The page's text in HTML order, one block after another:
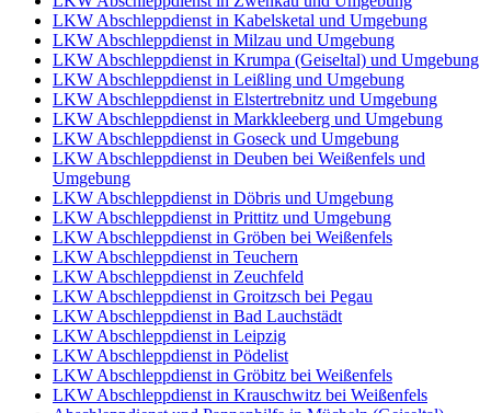
LKW Abschleppdienst in Kabelsketal und Umgebung
LKW Abschleppdienst in Milzau und Umgebung
LKW Abschleppdienst in Krumpa (Geiseltal) und Umgebung
LKW Abschleppdienst in Leißling und Umgebung
LKW Abschleppdienst in Elstertrebnitz und Umgebung
LKW Abschleppdienst in Markkleeberg und Umgebung
LKW Abschleppdienst in Goseck und Umgebung
LKW Abschleppdienst in Deuben bei Weißenfels und
Umgebung
LKW Abschleppdienst in Döbris und Umgebung
LKW Abschleppdienst in Prittitz und Umgebung
LKW Abschleppdienst in Gröben bei Weißenfels
LKW Abschleppdienst in Teuchern
LKW Abschleppdienst in Zeuchfeld
LKW Abschleppdienst in Groitzsch bei Pegau
LKW Abschleppdienst in Bad Lauchstädt
LKW Abschleppdienst in Leipzig
LKW Abschleppdienst in Pödelist
LKW Abschleppdienst in Gröbitz bei Weißenfels
LKW Abschleppdienst in Krauschwitz bei Weißenfels